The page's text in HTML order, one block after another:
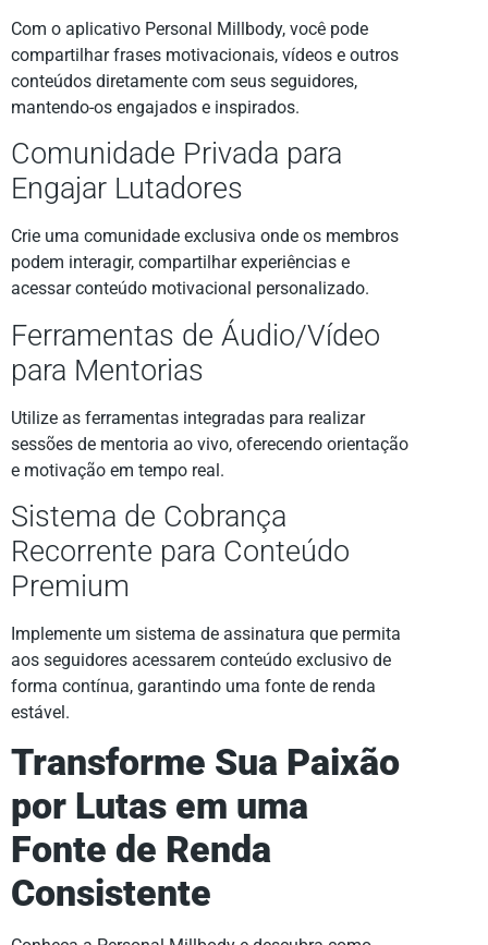
Com o aplicativo Personal Millbody, você pode
compartilhar frases motivacionais, vídeos e outros
conteúdos diretamente com seus seguidores,
mantendo-os engajados e inspirados.
Comunidade Privada para
Engajar Lutadores
Crie uma comunidade exclusiva onde os membros
podem interagir, compartilhar experiências e
acessar conteúdo motivacional personalizado.
Ferramentas de Áudio/Vídeo
para Mentorias
Utilize as ferramentas integradas para realizar
sessões de mentoria ao vivo, oferecendo orientação
e motivação em tempo real.
Sistema de Cobrança
Recorrente para Conteúdo
Premium
Implemente um sistema de assinatura que permita
aos seguidores acessarem conteúdo exclusivo de
forma contínua, garantindo uma fonte de renda
estável.
Transforme Sua Paixão
por Lutas em uma
Fonte de Renda
Consistente